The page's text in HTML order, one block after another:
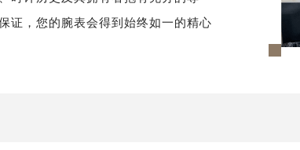
证，您的腕表会得到始终如一的精心